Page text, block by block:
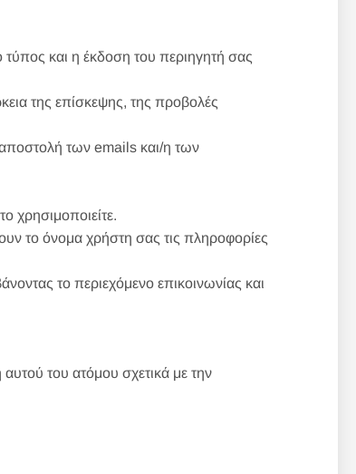
και η έκδοση του περιηγητή σας
της επίσκεψης, της προβολές
των emails και/η των
χρησιμοποιείτε.
το όνομα χρήστη σας τις πληροφορίες
το περιεχόμενο επικοινωνίας και
του ατόμου σχετικά με την